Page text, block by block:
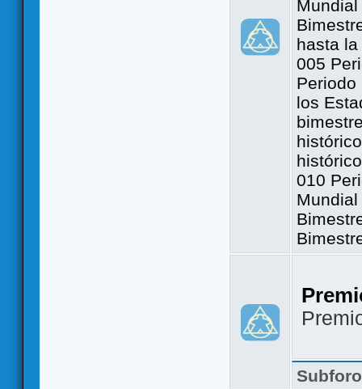
hasta
005
Periodo
los
010